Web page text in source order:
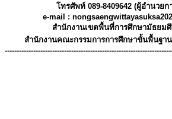
โทรศัพท์ 089-8409642 (ผู้อำนวยก
e-mail :
สํานักงานเขตพื้นที่การศึกษามัธยม
สำนักงานคณะกรรมการการศึกษาขั้นพื้นฐา